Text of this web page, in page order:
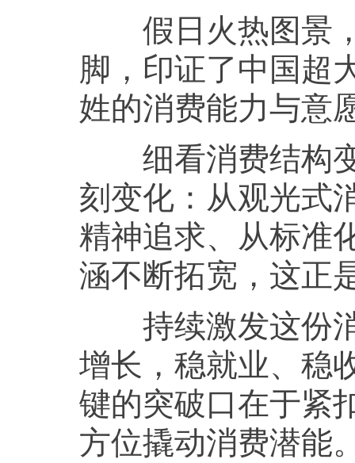
假日火热图景，
脚，印证了中国超
姓的消费能力与意
细看消费结构变
刻变化：从观光式
精神追求、从标准
涵不断拓宽，这正
持续激发这份消
增长，稳就业、稳
键的突破口在于紧
方位撬动消费潜能